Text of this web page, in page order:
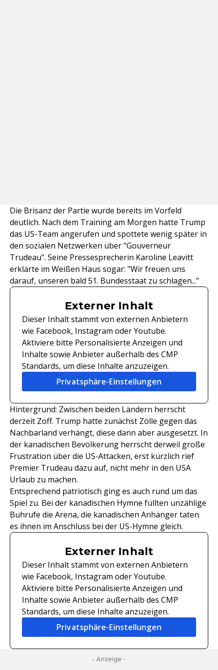
Die Brisanz der Partie wurde bereits im Vorfeld
deutlich. Nach dem Training am Morgen hatte Trump
das US-Team angerufen und spottete wenig später in
den sozialen Netzwerken über "Gouverneur
Trudeau". Seine Pressesprecherin Karoline Leavitt
erklärte im Weißen Haus sogar: "Wir freuen uns
darauf, unseren bald 51. Bundesstaat zu schlagen..."
Externer Inhalt
Dieser Inhalt stammt von externen Anbietern
wie Facebook, Instagram oder Youtube.
Aktiviere bitte Personalisierte Anzeigen und
Inhalte sowie Anbieter außerhalb des CMP
Standards, um diese Inhalte anzuzeigen.
Privatsphäre-Einstellungen
Hintergrund: Zwischen beiden Ländern herrscht
derzeit Zoff. Trump hatte zunächst Zölle gegen das
Nachbarland verhängt, diese dann aber ausgesetzt. In
der kanadischen Bevölkerung herrscht derweil große
Frustration über die US-Attacken, erst kürzlich rief
Premier Trudeau dazu auf, nicht mehr in den USA
Urlaub zu machen.
Entsprechend patriotisch ging es auch rund um das
Spiel zu. Bei der kanadischen Hymne füllten unzählige
Buhrufe die Arena, die kanadischen Anhänger taten
es ihnen im Anschluss bei der US-Hymne gleich.
Externer Inhalt
Dieser Inhalt stammt von externen Anbietern
wie Facebook, Instagram oder Youtube.
Aktiviere bitte Personalisierte Anzeigen und
Inhalte sowie Anbieter außerhalb des CMP
Standards, um diese Inhalte anzuzeigen.
Privatsphäre-Einstellungen
- Anzeige -